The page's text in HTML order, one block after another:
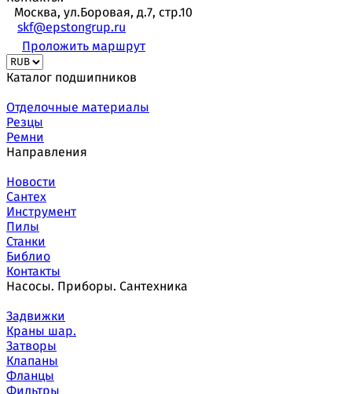
Москва, ул.Боровая, д.7, стр.10
skf@epstongrup.ru
Проложить маршрут
Каталог подшипников
Отделочные материалы
Резцы
Ремни
Направления
Новости
Сантех
Инструмент
Пилы
Станки
Библио
Контакты
Насосы. Приборы. Сантехника
Задвижки
Краны шар.
Затворы
Клапаны
Фланцы
Фильтры